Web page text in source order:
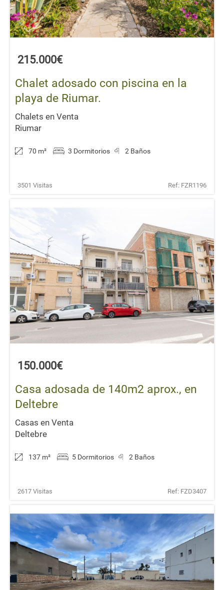
215.000€
Chalet adosado con piscina en la
playa de Riumar.
Chalets en Venta
Riumar
70 m² 3 Dormitorios 2 Baños
3501 Visitas Ref: FZR1196
150.000€
Casa adosada de 140m2 aprox., en
Deltebre
Casas en Venta
Deltebre
137 m² 5 Dormitorios 2 Baños
2617 Visitas Ref: FZD3407